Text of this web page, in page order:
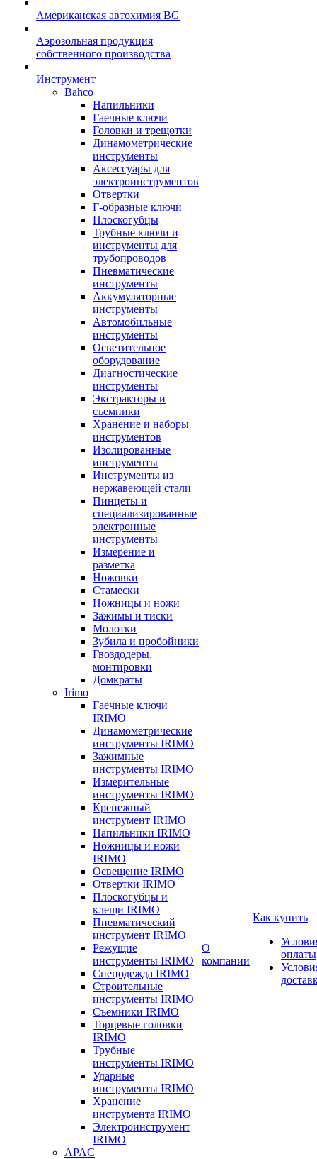
Американская автохимия BG
Аэрозольная продукция
собственного производства
Инструмент
Bahco
Напильники
Гаечные ключи
Головки и трещотки
Динамометрические
инструменты
Аксессуары для
электроинструментов
Отвертки
Г-образные ключи
Плоскогубцы
Трубные ключи и
инструменты для
трубопроводов
Пневматические
инструменты
Аккумуляторные
инструменты
Автомобильные
инструменты
Осветительное
оборудование
Диагностические
инструменты
Экстракторы и
съемники
Хранение и наборы
инструментов
Изолированные
инструменты
Инструменты из
нержавеющей стали
Пинцеты и
специализированные
электронные
инструменты
Измерение и
разметка
Ножовки
Стамески
Ножницы и ножи
Зажимы и тиски
Молотки
Зубила и пробойники
Гвоздодеры,
монтировки
Домкраты
Irimo
Гаечные ключи
IRIMO
Динамометрические
инструменты IRIMO
Зажимные
инструменты IRIMO
Измерительные
инструменты IRIMO
Крепежный
инструмент IRIMO
Напильники IRIMO
Ножницы и ножи
IRIMO
Освещение IRIMO
Отвертки IRIMO
Плоскогубцы и
клещи IRIMO
Пневматический
инструмент IRIMO
Режущие
инструменты IRIMO
Спецодежда IRIMO
Строительные
инструменты IRIMO
Съемники IRIMO
Торцевые головки
IRIMO
Трубные
инструменты IRIMO
Ударные
инструменты IRIMO
Хранение
инструмента IRIMO
Электроинструмент
IRIMO
APAC
О
компании
Как купить
оплаты